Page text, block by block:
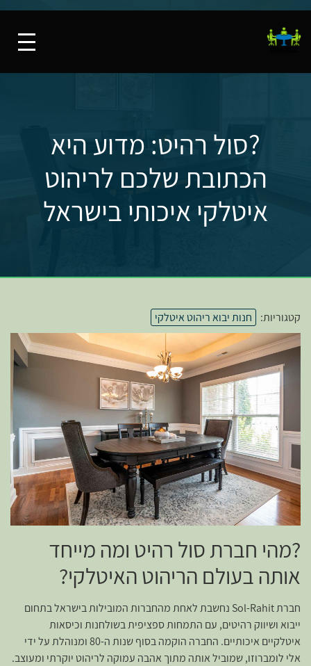
?סול רהיט: מדוע היא
הכתובת שלכם לריהוט
איטלקי איכותי בישראל
קטגוריות: חנות יבוא ריהוט איטלקי
?מהי חברת סול רהיט ומה מייחד
אותה בעולם הריהוט האיטלקי?
חברת Sol-Rahit נחשבת לאחת מהחברות המובילות בישראל בתחום
ייבוא ושיווק רהיטים, עם התמחות ספציפית בשולחנות וכיסאות
איטלקיים איכותיים. החברה הוקמה בסוף שנות ה-80 ומנוהלת על ידי
אלי לומברוזו, שמוביל אותה מתוך אהבה עמוקה לריהוט יוקרתי ומעוצב.